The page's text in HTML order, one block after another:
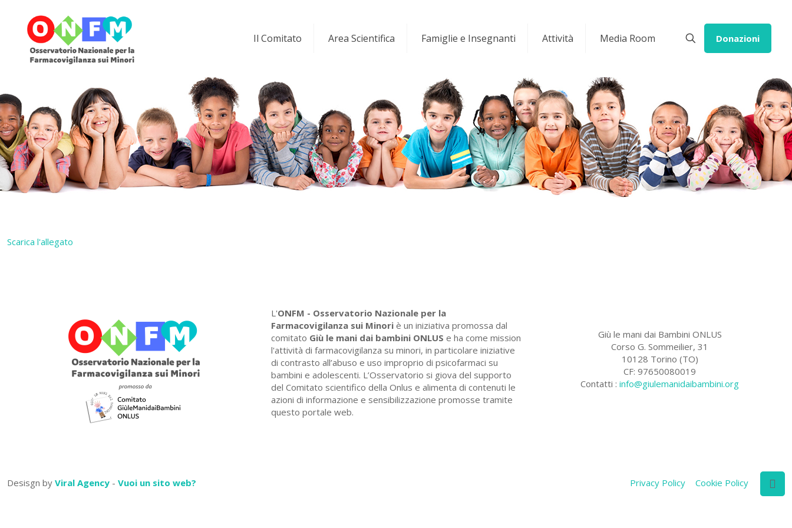
Il Comitato Area Scientifica Famiglie e Insegnanti Attività Media Room Donazioni
Scarica l'allegato
L'ONFM - Osservatorio Nazionale per la
Farmacovigilanza sui Minori è un iniziativa promossa dal
comitato Giù le mani dai bambini ONLUS e ha come mission
l'attività di farmacovigilanza su minori, in particolare iniziative
di contrasto all’abuso e uso improprio di psicofarmaci su
bambini e adolescenti. L’Osservatorio si giova del supporto
del Comitato scientifico della Onlus e alimenta di contenuti le
azioni di informazione e sensibilizzazione promosse tramite
questo portale web.
Giù le mani dai Bambini ONLUS
Corso G. Sommeilier, 31
10128 Torino (TO)
CF: 97650080019
Contatti :info@giulemanidaibambini.org
Desisgn by Viral Agency - Vuoi un sito web? Privacy Policy Cookie Policy